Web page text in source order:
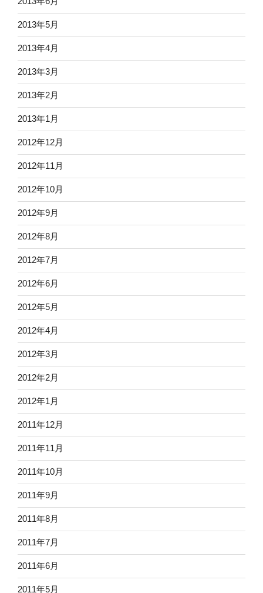
2013年5月
2013年4月
2013年3月
2013年2月
2013年1月
2012年12月
2012年11月
2012年10月
2012年9月
2012年8月
2012年7月
2012年6月
2012年5月
2012年4月
2012年3月
2012年2月
2012年1月
2011年12月
2011年11月
2011年10月
2011年9月
2011年8月
2011年7月
2011年6月
2011年5月